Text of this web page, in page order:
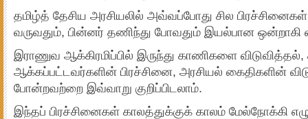
தமிழ்த் தேசிய அரசியலில் அவ்வப்போது சில பிரச்சினைகள்
வருவதும், பின்னர் தணிந்து போவதும் இயல்பான ஒன்றாகி
இராணுவ ஆக்கிரமிப்பில் இருந்து காணிகளை
ஆக்கப்பட்டவர்களின் பிரச்சினை, அரசியல் கைதிகளின்
போன்றவற்றை இவ்வாறு குறிப்பிடலாம்.
இந்தப் பிரச்சினைகள் காலத்துக்குக் காலம் மேல்நோக்கி